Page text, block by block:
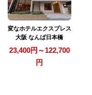
変なホテルエクスプレス
大阪 なんば日本橋
23,400円～122,700
円